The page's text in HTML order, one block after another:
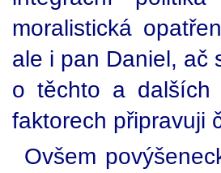
moralistická
ale i pan Daniel, ač
o těchto a dalších
faktorech připravuji
Ovšem